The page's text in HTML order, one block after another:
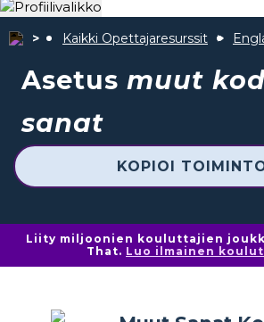
Kaikki Opettajaresurssit
Asetus muut
sanat
KOPIOI
Liity miljoonien kouluttajien
That. Luo ilmainen